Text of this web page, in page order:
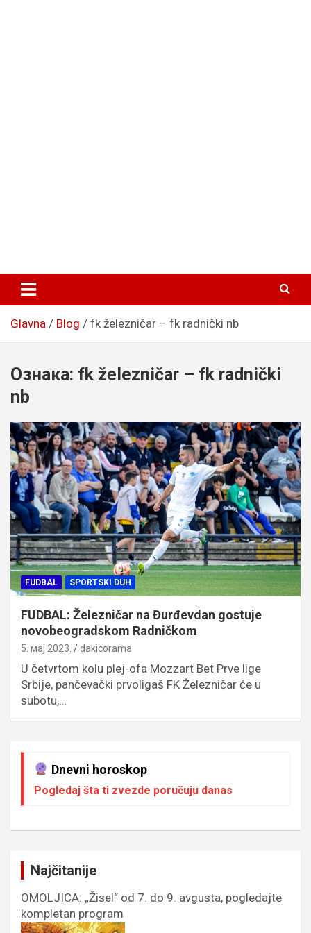
Glavna Blog fk železničar – fk radnički nb
Ознака: fk železničar – fk radnički
nb
FUDBAL SPORTSKI DUH
FUDBAL: Železničar na Đurđevdan gostuje
novobeogradskom Radničkom
5. мај 2023. dakicorama
U četvrtom kolu plej-ofa Mozzart Bet Prve lige
Srbije, pančevački prvoligaš FK Železničar će u
subotu,…
Dnevni horoskop
Pogledaj šta ti zvezde poručuju danas
Najčitanije
OMOLJICA: „Žisel“ od 7. do 9. avgusta, pogledajte
kompletan program